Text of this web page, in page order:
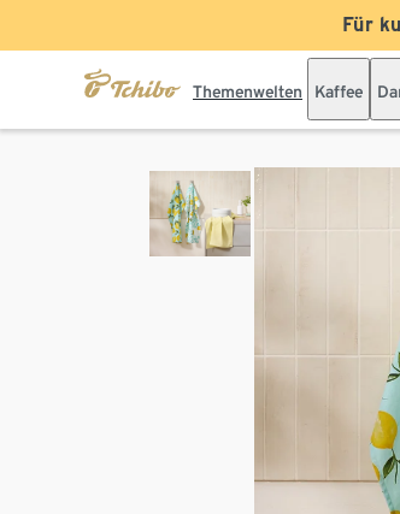
Für
Themenwelten Kaffee